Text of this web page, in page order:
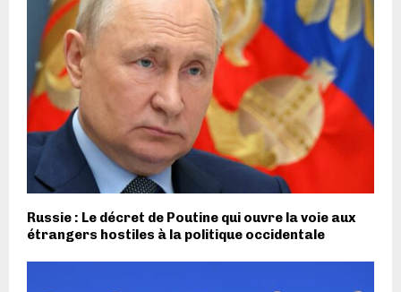
Russie : Le décret de Poutine qui ouvre la voie aux
étrangers hostiles à la politique occidentale